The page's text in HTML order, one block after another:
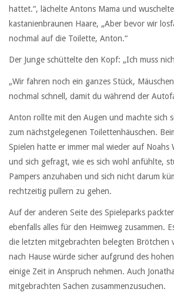
hattet.“, lächelte Antons Mama und
kastanienbraunen Haare, „Aber bevor wir
nochmal auf die Toilette, Anton.“
Der Junge schüttelte den Kopf: „Ich muss
„Wir fahren noch ein ganzes Stück,
nochmal schnell, damit du während der
Anton rollte mit den Augen und machte sich
zum nächstgelegenen Toilettenhäuschen.
Spielen hatte er immer mal wieder auf Noahs
und sich gefragt, wie es sich wohl anfühlte,
Pampers anzuhaben und sich nicht darum
rechtzeitig pullern zu gehen.
Auf der anderen Seite des Spieleparks
ebenfalls alles für den Heimweg zusammen.
die letzten mitgebrachten belegten Brötchen
nach Hause würde sicher aufgrund des
einige Zeit in Anspruch nehmen. Auch
mitgebrachten Sachen zusammenzusuchen.